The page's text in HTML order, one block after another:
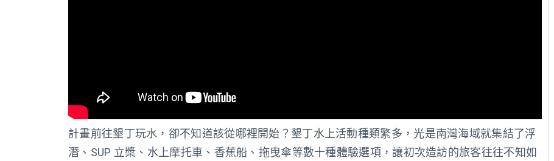
計畫前往墾丁玩水，卻不知道該從哪裡開始？墾丁水上活動種類繁多，光是南灣海域就集結了浮
潛、SUP 立槳、水上摩托車、香蕉船、拖曳傘等數十種體驗選項，讓初次造訪的旅客往往不知如